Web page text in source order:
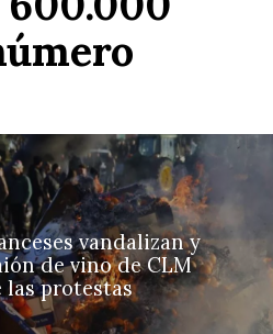
vandalizan y
de vino de CLM
protestas